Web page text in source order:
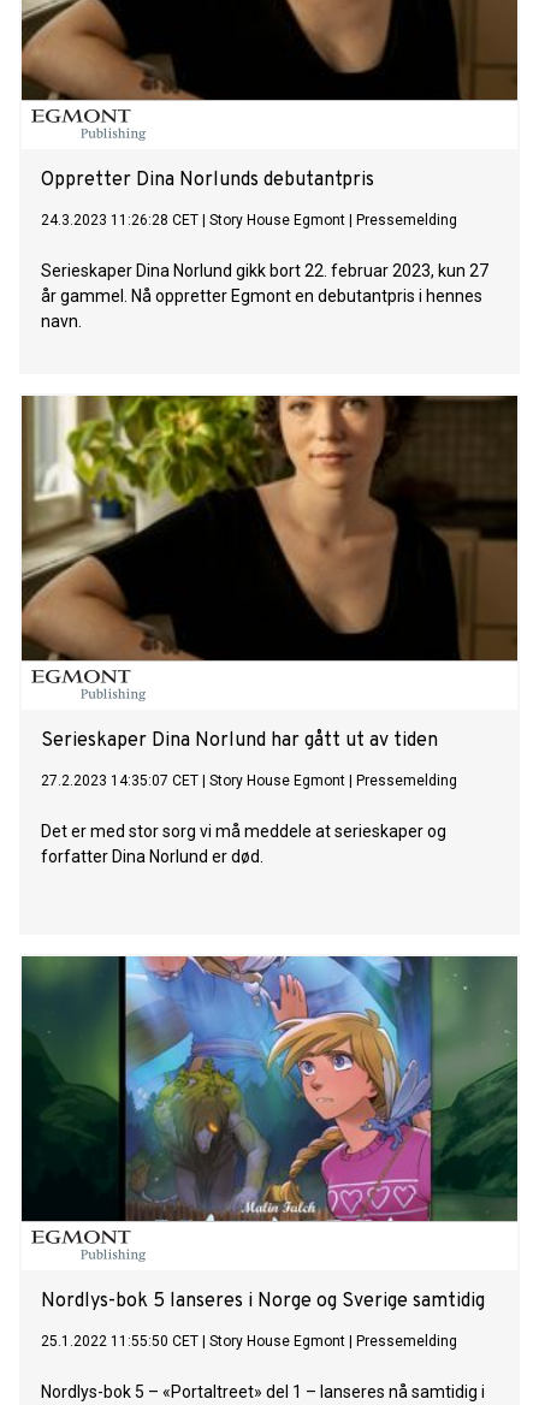
Oppretter Dina Norlunds debutantpris
24.3.2023 11:26:28 CET Story House Egmont Pressemelding
Serieskaper Dina Norlund gikk bort 22. februar 2023, kun 27
år gammel. Nå oppretter Egmont en debutantpris i hennes
navn.
Serieskaper Dina Norlund har gått ut av tiden
27.2.2023 14:35:07 CET Story House Egmont Pressemelding
Det er med stor sorg vi må meddele at serieskaper og
forfatter Dina Norlund er død.
Nordlys-bok 5 lanseres i Norge og Sverige samtidig
25.1.2022 11:55:50 CET Story House Egmont Pressemelding
Nordlys-bok 5 – «Portaltreet» del 1 – lanseres nå samtidig i